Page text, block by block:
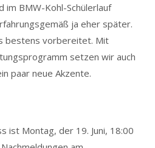
im BMW-Kohl-Schülerlauf
ja eher später.
bestens vorbereitet. Mit
setzen wir auch
paar neue Akzente.
ist Montag, der 19. Juni, 18:00